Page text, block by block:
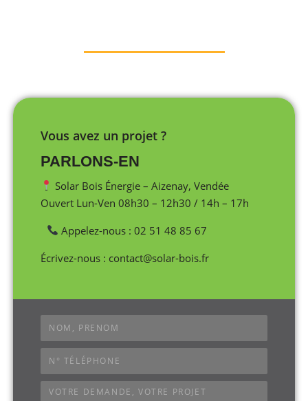
Vous avez un projet ?
PARLONS-EN
Solar Bois Énergie – Aizenay, Vendée
Ouvert Lun-Ven 08h30 – 12h30 / 14h – 17h
Appelez-nous : 02 51 48 85 67
Écrivez-nous : contact@solar-bois.fr